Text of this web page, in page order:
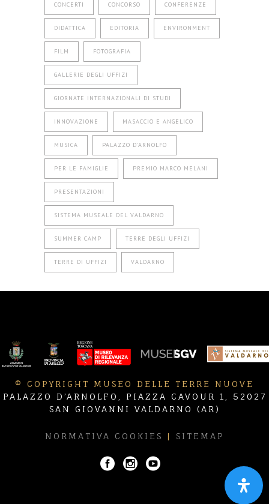
CONCERTI CONCORSO CONFERENZE
DIDATTICA EDITORIA ENVIRONMENT
FILM FOTOGRAFIA
GALLERIE DEGLI UFFIZI
GIORNATE INTERNAZIONALI DI STUDI
INNOVAZIONE MASACCIO E ANGELICO
MUSICA PALAZZO D'ARNOLFO
PER LE FAMIGLIE PREMIO MARCO MELANI
PRESENTAZIONI
SISTEMA MUSEALE DEL VALDARNO
SUMMER CAMP TERRE DEGLI UFFIZI
TERRE DI UFFIZI VALDARNO
© COPYRIGHT MUSEO DELLE TERRE NUOVE
PALAZZO D’ARNOLFO, PIAZZA CAVOUR 1, 52027
SAN GIOVANNI VALDARNO (AR)
NORMATIVA COOKIES | SITEMAP